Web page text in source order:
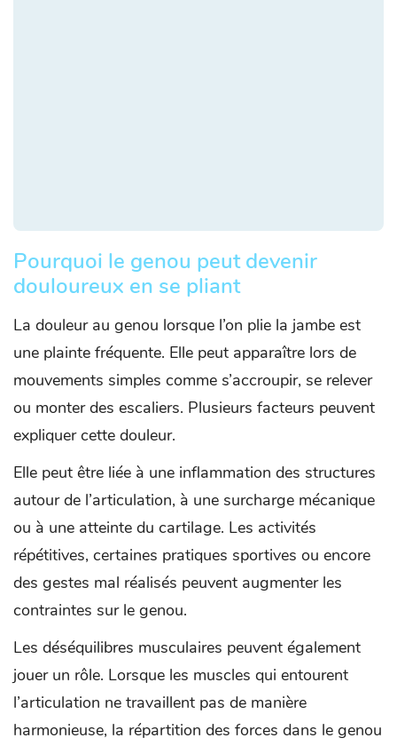
Pourquoi le genou peut devenir
douloureux en se pliant
La douleur au genou lorsque l’on plie la jambe est
une plainte fréquente. Elle peut apparaître lors de
mouvements simples comme s’accroupir, se relever
ou monter des escaliers. Plusieurs facteurs peuvent
expliquer cette douleur.
Elle peut être liée à une inflammation des structures
autour de l’articulation, à une surcharge mécanique
ou à une atteinte du cartilage. Les activités
répétitives, certaines pratiques sportives ou encore
des gestes mal réalisés peuvent augmenter les
contraintes sur le genou.
Les déséquilibres musculaires peuvent également
jouer un rôle. Lorsque les muscles qui entourent
l’articulation ne travaillent pas de manière
harmonieuse, la répartition des forces dans le genou